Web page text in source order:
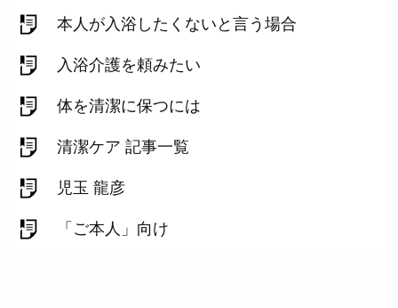
本人が入浴したくないと言う場合
入浴介護を頼みたい
体を清潔に保つには
清潔ケア 記事一覧
児玉 龍彦
「ご本人」向け